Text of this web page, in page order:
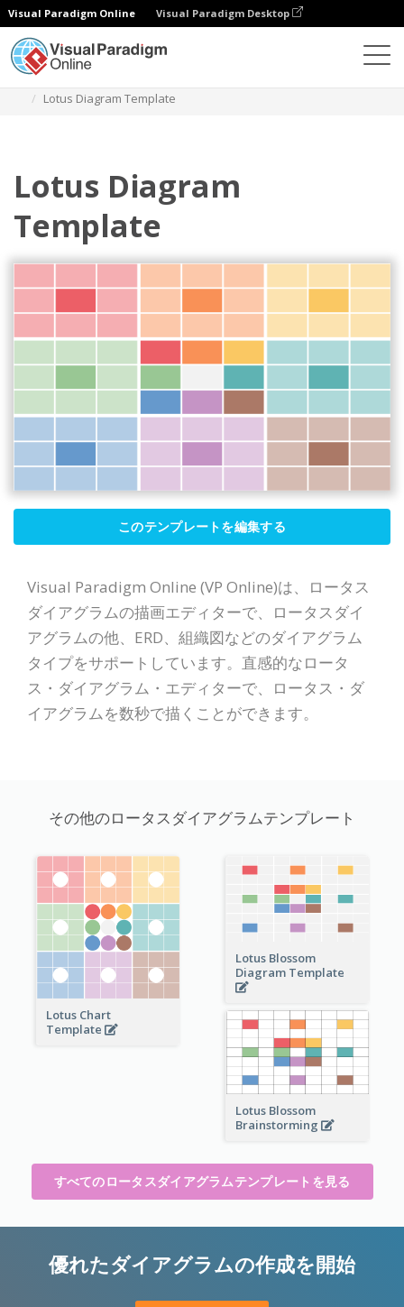
Visual Paradigm Online Visual Paradigm Desktop
Lotus Diagram Template
Lotus Diagram
Template
このテンプレートを編集する
Visual Paradigm Online (VP Online)は、ロータス
ダイアグラムの描画エディターで、ロータスダイ
アグラムの他、ERD、組織図などのダイアグラム
タイプをサポートしています。直感的なロータ
ス・ダイアグラム・エディターで、ロータス・ダ
イアグラムを数秒で描くことができます。
その他のロータスダイアグラムテンプレート
Lotus Chart
Template
Lotus Blossom
Diagram Template
Lotus Blossom
Brainstorming
すべてのロータスダイアグラムテンプレートを見る
優れたダイアグラムの作成を開始